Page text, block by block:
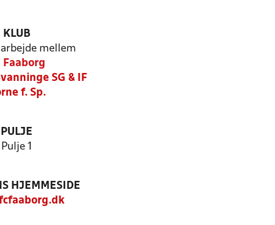
KLUB
mellem
Faaborg
SG & IF
f. Sp.
PULJE
Pulje 1
HJEMMESIDE